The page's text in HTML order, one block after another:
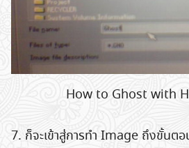
How to Ghost with
7. ก็จะเข้าสู่การทำ Image ถึงขั้น